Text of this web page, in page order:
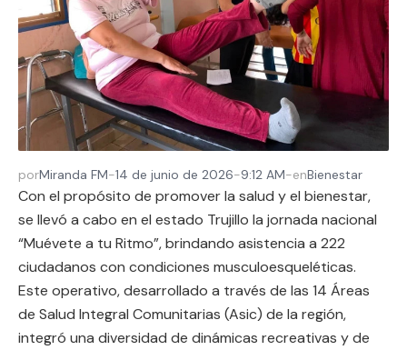
porMiranda FM-14 de junio de 2026-9:12 AM-enBienestar
Con el propósito de promover la salud y el bienestar,
se llevó a cabo en el estado Trujillo la jornada nacional
“Muévete a tu Ritmo”, brindando asistencia a 222
ciudadanos con condiciones musculoesqueléticas.
Este operativo, desarrollado a través de las 14 Áreas
de Salud Integral Comunitarias (Asic) de la región,
integró una diversidad de dinámicas recreativas y de